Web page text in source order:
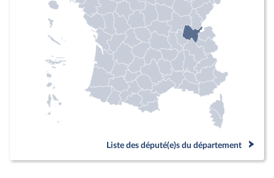
Liste des député(e)s du département